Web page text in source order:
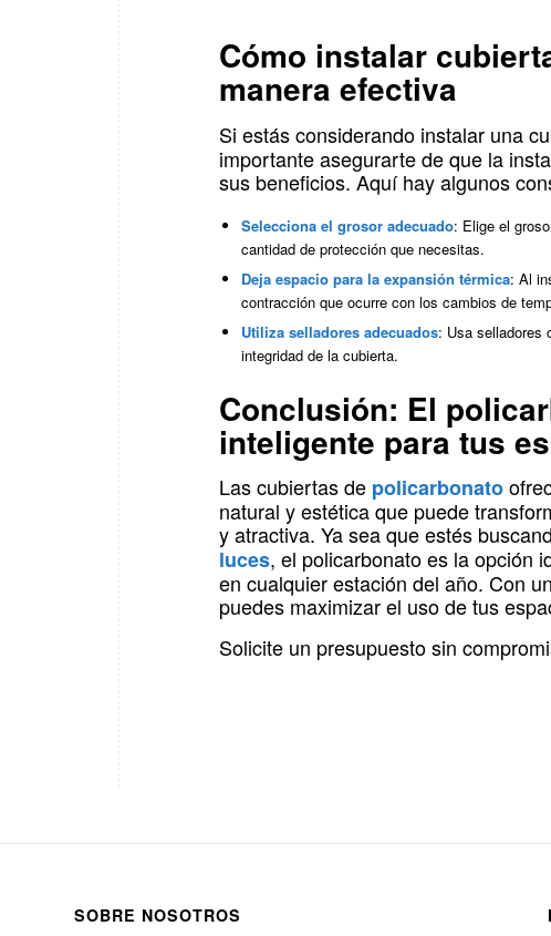
Cómo instalar
manera efectiva
Si estás considerando instalar una
importante asegurarte de que la
sus beneficios. Aquí hay algunos
Selecciona el grosor adecuado: Elige el
cantidad de protección que necesitas.
Deja espacio para la expansión térmica: Al
contracción que ocurre con los cambios de
Utiliza selladores adecuados: Usa selladores
integridad de la cubierta.
Conclusión: El
inteligente para tus
Las cubiertas de policarbonato
natural y estética que puede
y atractiva. Ya sea que estés
luces, el policarbonato es la opción
en cualquier estación del año. Con
puedes maximizar el uso de tus
Solicite un presupuesto sin
SOBRE NOSOTROS